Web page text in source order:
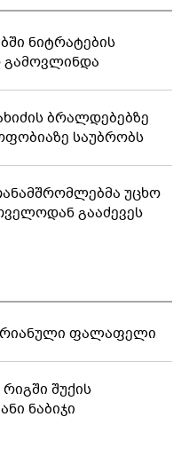
ნიტრატების
გამოვლინდა
ბრალდებებზე
საუბრობს
უცხო
გააძევეს
ფალაფელი
შუქის
ნაბიჯი